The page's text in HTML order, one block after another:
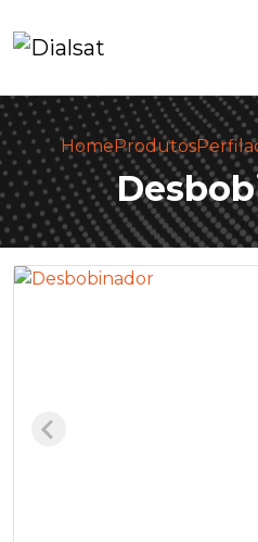
Home Produtos